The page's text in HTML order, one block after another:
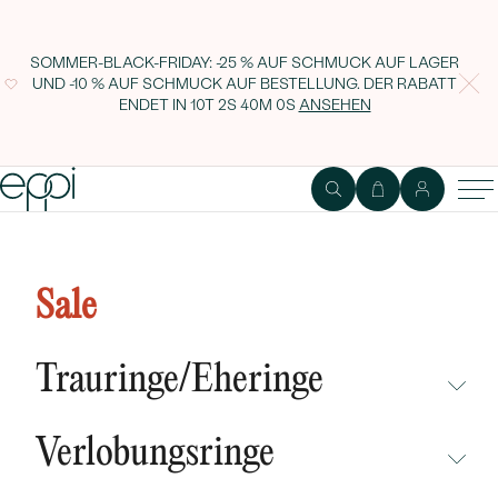
SOMMER-BLACK-FRIDAY: -25 % AUF SCHMUCK AUF LAGER
UND -10 % AUF SCHMUCK AUF BESTELLUNG. DER RABATT
ENDET IN 10T 2S 40M 0S ANSEHEN
Sale
Trauringe/Eheringe
NEUHEITEN
Verlobungsringe
585er Gold